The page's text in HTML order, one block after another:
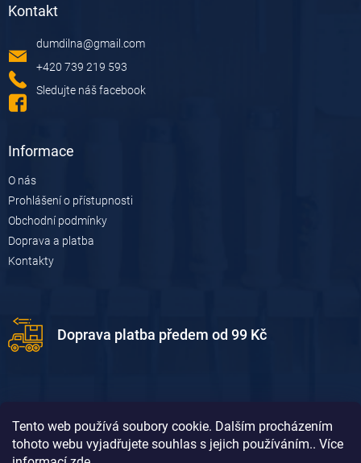
Tento web používá soubory cookie. Dalším procházením
tohoto webu vyjadřujete souhlas s jejich používáním.. Více
Kontakt
dumdilna@gmail.com
+420 739 219 593
Sledujte náš facebook
Informace
O nás
Prohlášení o přístupnosti
Obchodní podmínky
Doprava a platba
Kontakty
Doprava platba předem od 99 Kč